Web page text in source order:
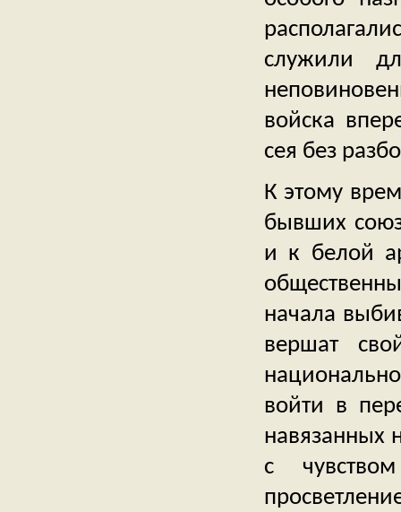
служили
войска
сея без
К этому
бывших
и к белой
начала
вершат
войти в
навязанных
с